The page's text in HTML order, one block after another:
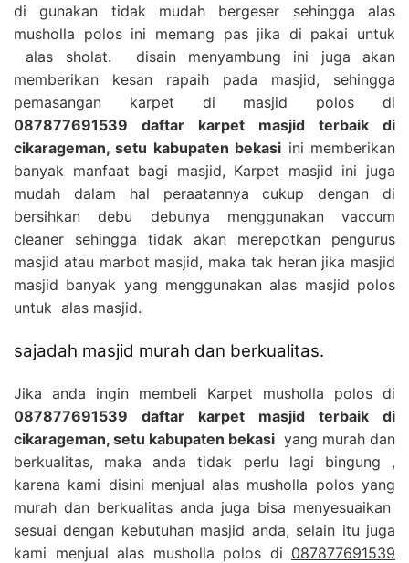
di gunakan tidak mudah bergeser sehingga alas
musholla polos ini memang pas jika di pakai untuk
alas sholat. disain menyambung ini juga akan
memberikan kesan rapaih pada masjid, sehingga
pemasangan karpet di masjid polos di
087877691539 daftar karpet masjid terbaik di
cikarageman, setu kabupaten bekasi ini memberikan
banyak manfaat bagi masjid, Karpet masjid ini juga
mudah dalam hal peraatannya cukup dengan di
bersihkan debu debunya menggunakan vaccum
cleaner sehingga tidak akan merepotkan pengurus
masjid atau marbot masjid, maka tak heran jika masjid
masjid banyak yang menggunakan alas masjid polos
untuk alas masjid.
sajadah masjid murah dan berkualitas.
Jika anda ingin membeli Karpet musholla polos di
087877691539 daftar karpet masjid terbaik di
cikarageman, setu kabupaten bekasi yang murah dan
berkualitas, maka anda tidak perlu lagi bingung ,
karena kami disini menjual alas musholla polos yang
murah dan berkualitas anda juga bisa menyesuaikan
sesuai dengan kebutuhan masjid anda, selain itu juga
kami menjual alas musholla polos di 087877691539